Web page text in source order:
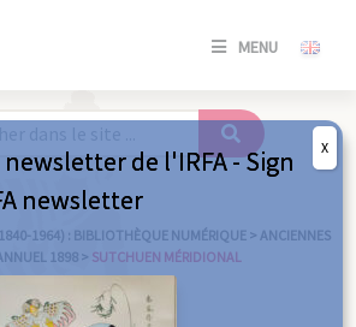
MENU
SE
/
1964) : BIBLIOTHÈQUE NUMÉRIQUE > ANCIENNES
1898 > SUTCHUEN MÉRIDIONAL
de l'IRFA - Sign
newsletter
X